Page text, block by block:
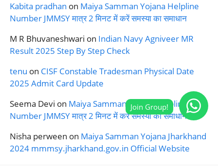
Kabita pradhan on Maiya Samman Yojana Helpline
Number JMMSY मात्र 2 मिनट में करें समस्या का समाधान
M R Bhuvaneshwari on Indian Navy Agniveer MR
Result 2025 Step By Step Check
tenu on CISF Constable Tradesman Physical Date
2025 Admit Card Update
Seema Devi on Maiya Samman Yojana Helpline
Number JMMSY मात्र 2 मिनट में करें समस्या का समाधान
Nisha perween on Maiya Samman Yojana Jharkhand
2024 mmmsy.jharkhand.gov.in Official Website